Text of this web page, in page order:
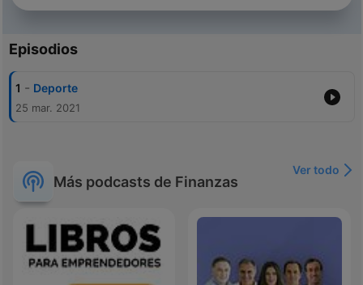
Episodios
1 - Deporte
25 mar. 2021
Más podcasts de Finanzas
Ver todo